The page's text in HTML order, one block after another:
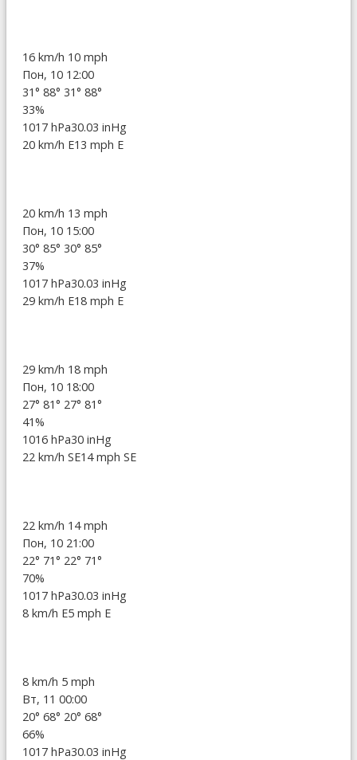
16 km/h 10 mph
Пон, 10 12:00
31° 88° 31° 88°
33%
1017 hPa30.03 inHg
20 km/h E13 mph E
20 km/h 13 mph
Пон, 10 15:00
30° 85° 30° 85°
37%
1017 hPa30.03 inHg
29 km/h E18 mph E
29 km/h 18 mph
Пон, 10 18:00
27° 81° 27° 81°
41%
1016 hPa30 inHg
22 km/h SE14 mph SE
22 km/h 14 mph
Пон, 10 21:00
22° 71° 22° 71°
70%
1017 hPa30.03 inHg
8 km/h E5 mph E
8 km/h 5 mph
Вт, 11 00:00
20° 68° 20° 68°
66%
1017 hPa30.03 inHg